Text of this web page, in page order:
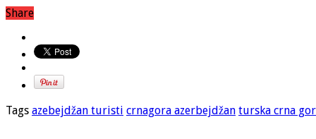
Share
Tags azebejdžan turisti crnagora azerbejdžan turska crna